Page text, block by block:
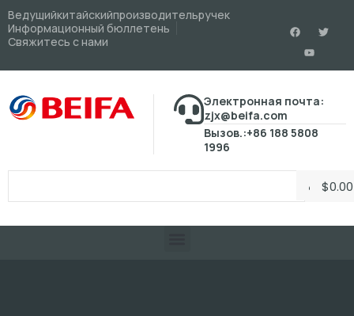
Ведущийкитайскийпроизводительручек
Информационный бюллетень
Свяжитесь с нами
Электронная почта:
zjx@beifa.com
Вызов.:+86 188 5808
1996
$0.00